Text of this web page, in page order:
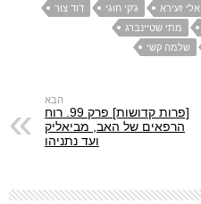
אלי זעירא ג'קי חוגי
דוד צור
מתי שטיינברג
שלמה קשי
[פרות קדושות] פרק 99. רוח
הרפאים של האב, מביאליק
ועד נתניהו